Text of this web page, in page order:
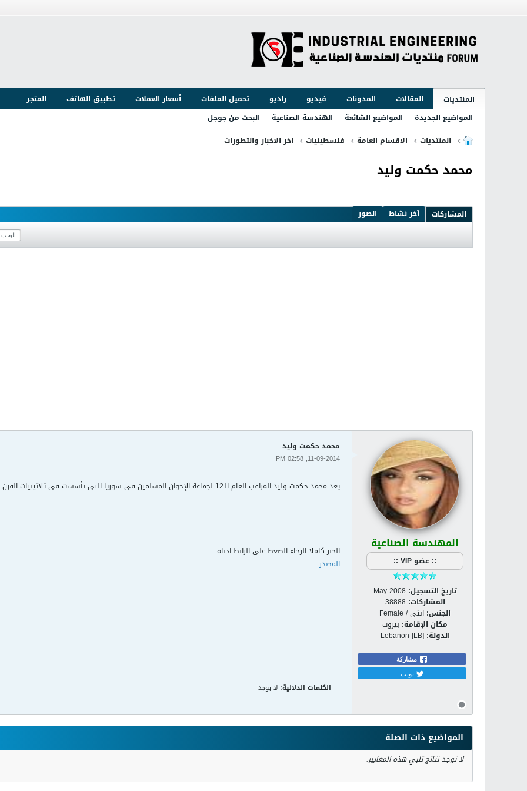
المنتديات المقالات المدونات فيديو راديو تحميل الملفات أسعار العملات تطبيق الهاتف
المتجر
المواضيع الجديدة
المواضيع الشائعة الهندسة الصناعية
البحث من جوجل
المنتديات
الاقسام العامة فلسطينيات اخر الاخبار والتطورات
محمد حكمت وليد
المشاركات آخر نشاط الصور
المهندسة الصناعية
:: عضو VIP ::
تاريخ التسجيل: May 2008
المشاركات: 38888
الجنس: انثى / Female
مكان الإقامة: بيروت
الدولة: Lebanon [LB]
مشاركة
تويت
محمد حكمت وليد
11-09-2014, 02:58 PM
يعد محمد حكمت وليد المراقب العام الـ12 لجماعة الإخوان المسلمين في سوريا التي تأسست في ثلاثينيات القرن الماضي.
الخبر كاملا الرجاء الضغط على الرابط ادناه
المصدر ...
الكلمات الدلالية: لا يوجد
المواضيع ذات الصلة
لا توجد نتائج تلبي هذه المعايير.